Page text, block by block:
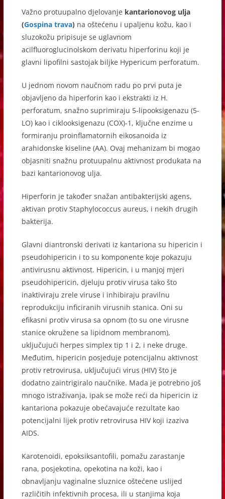
Važno protuupalno djelovanje kantarionovog ulja
(Gospina trava)na oštećenu i upaljenu kožu, kao i
sluzokožu pripisuje se uglavnom
acilfluoroglucinolskom derivatu hiperforinu koji je
glavni lipofilni sastojak biljke Hypericum perforatum.
U jednom novom naučnom radu po prvi puta je
objavljeno da hiperforin kao i ekstrakti iz H.
perforatum, snažno suprimiraju 5-lipooksigenazu (5-
LO) kao i ciklooksigenazu (COX)-1, ključne enzime u
formiranju proinflamatornih eikosanoida iz
arahidonske kiseline (AA). Ovaj mehanizam bi mogao
objasniti snažnu protuupalnu aktivnost produkata na
bazi kantarionovog ulja.
Hiperforin je također snažan antibakterijski agens,
aktivan protiv Staphylococcus aureus, i nekih drugih
bakterija.
Glavni diantronski derivati iz kantariona su hipericin i
pseudohipericin i to su komponente koje pokazuju
antivirusnu aktivnost. Hipericin, i u manjoj mjeri
pseudohipericin, djeluju protiv virusa tako što
inaktiviraju zrele viruse i inhibiraju pravilnu
reprodukciju inficiranih virusnih stanica. Oni su
efikasni protiv virusa sa opnom (to su one virusne
stanice okružene sa lipidnom membranom),
uključujući herpes simplex tip 1 i 2, i neke druge.
Međutim, hipericin posjeduje potencijalnu aktivnost
protiv retrovirusa, uključujući virus (HIV) što je
dodatno zaintrigiralo naučnike. Mada je potrebno još
mnogo istraživanja, ipak se može reći da hipericin iz
kantariona pokazuje obećavajuće rezultate kao
potencijalni lijek protiv retrovirusa HIV koji izaziva
AIDS.
Karotenoidi, epoksiksantofili, pomažu zarastanje
rana, posjekotina, opekotina na koži, kao i
obnavljanju vaginalne sluznice oštećene uslijed
različitih infektivnih procesa, ili u stanjima koja